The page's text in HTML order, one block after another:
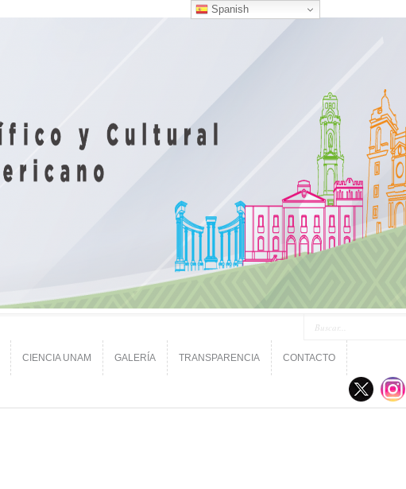
CIENCIA UNAM GALERÍA TRANSPARENCIA CONTACTO
Spanish